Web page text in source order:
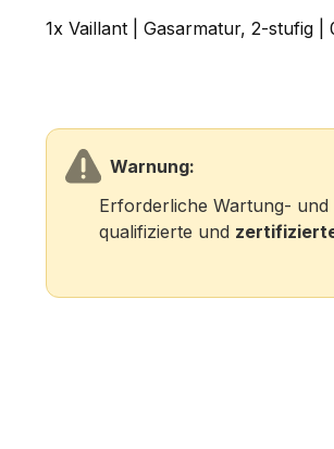
1x Vaillant | Gasarmatur, 2-stufig |
Warnung:
Erforderliche Wartung-
qualifizierte und